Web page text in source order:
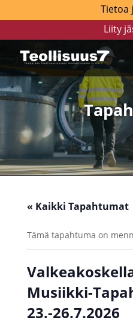
Tietoa
Liity
« Kaikki Tapahtumat
Tämä tapahtuma on
Musiikki-
23.-26.7.2026